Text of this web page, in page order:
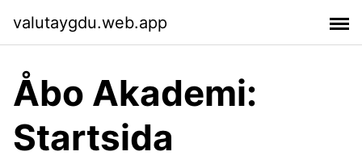
valutaygdu.web.app
Åbo Akademi:
Startsida